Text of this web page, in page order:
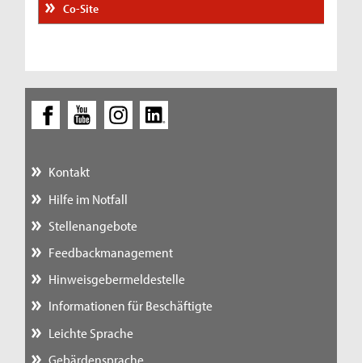
Co-Site
Kontakt
Hilfe im Notfall
Stellenangebote
Feedbackmanagement
Hinweisgebermeldestelle
Informationen für Beschäftigte
Leichte Sprache
Gebärdensprache